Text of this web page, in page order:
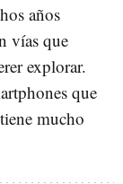
años
vías que
explorar.
que
mucho